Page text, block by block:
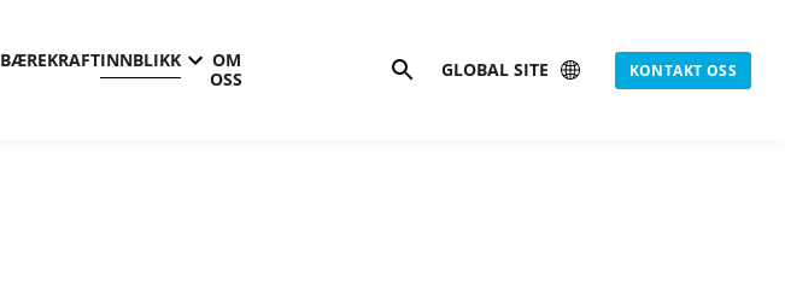
BÆREKRAFTINNBLIKK
OM
OSS
Søk GLOBAL SITE KONTAKT OSS